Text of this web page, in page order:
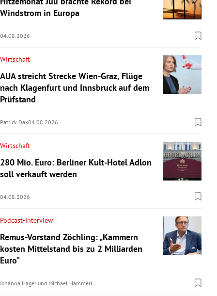
Windstrom in Europa
04.08.2026
Wirtschaft
AUA streicht Strecke Wien-Graz, Flüge
nach Klagenfurt und Innsbruck auf dem
Prüfstand
Patrick Dax04.08.2026
Wirtschaft
280 Mio. Euro: Berliner Kult-Hotel Adlon
soll verkauft werden
04.08.2026
Podcast-Interview
Remus-Vorstand Zöchling: „Kammern
kosten Mittelstand bis zu 2 Milliarden
Euro“
Johanna Hager und Michael Hammerl